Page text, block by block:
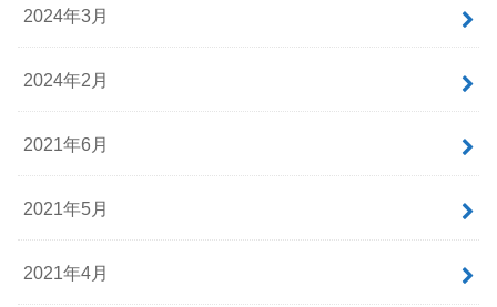
2024年3月
2024年2月
2021年6月
2021年5月
2021年4月